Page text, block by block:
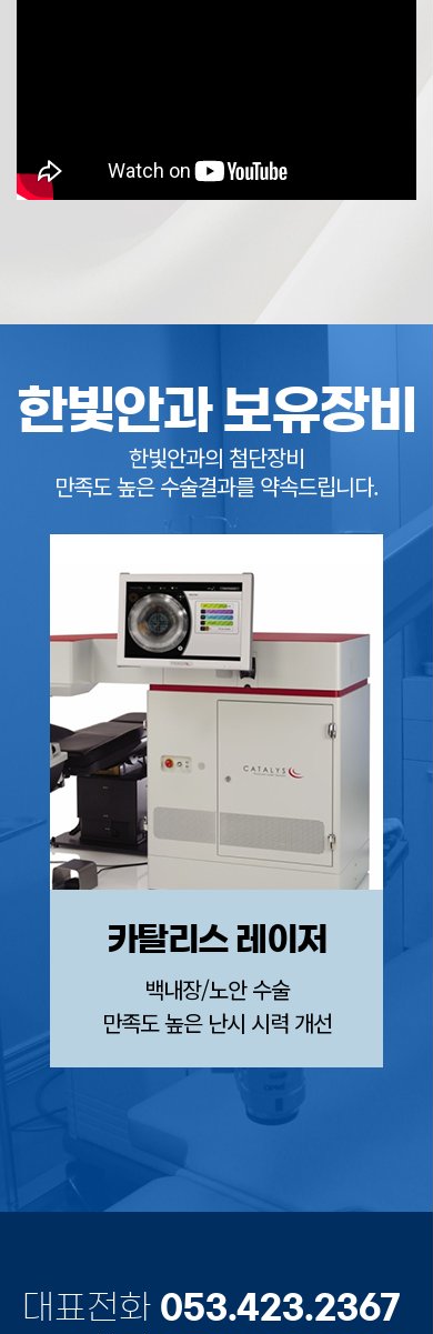
한빛안과 보유장비
한빛안과의 첨단장비
만족도 높은 수술결과를 약속드립니다.
카탈리스 레이저
백내장/노안 수술
만족도 높은 난시 시력 개선
대표전화 053.423.2367